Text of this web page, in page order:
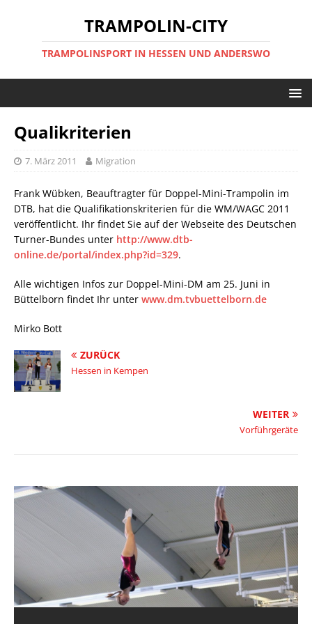
TRAMPOLIN-CITY
TRAMPOLINSPORT IN HESSEN UND ANDERSWO
Qualikriterien
7. März 2011 Migration
Frank Wübken, Beauftragter für Doppel-Mini-Trampolin im
DTB, hat die Qualifikationskriterien für die WM/WAGC 2011
veröffentlicht. Ihr findet Sie auf der Webseite des Deutschen
Turner-Bundes unter http://www.dtb-
online.de/portal/index.php?id=329.
Alle wichtigen Infos zur Doppel-Mini-DM am 25. Juni in
Büttelborn findet Ihr unter www.dm.tvbuettelborn.de
Mirko Bott
ZURÜCK
Hessen in Kempen
WEITER
Vorführgeräte